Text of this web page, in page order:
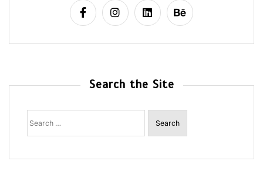
Search the Site
Search
for: